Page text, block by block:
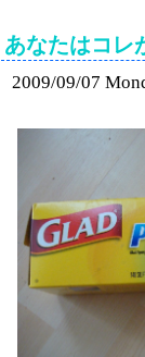
あなたはコレ
2009/09/07